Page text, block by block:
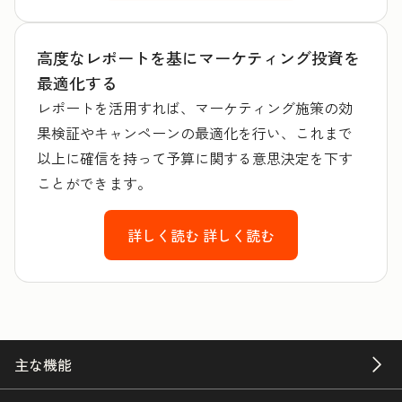
高度なレポートを基にマーケティング投資を
最適化する
レポートを活用すれば、マーケティング施策の効
果検証やキャンペーンの最適化を行い、これまで
以上に確信を持って予算に関する意思決定を下す
ことができます。
詳しく読む 詳しく読む
主な機能